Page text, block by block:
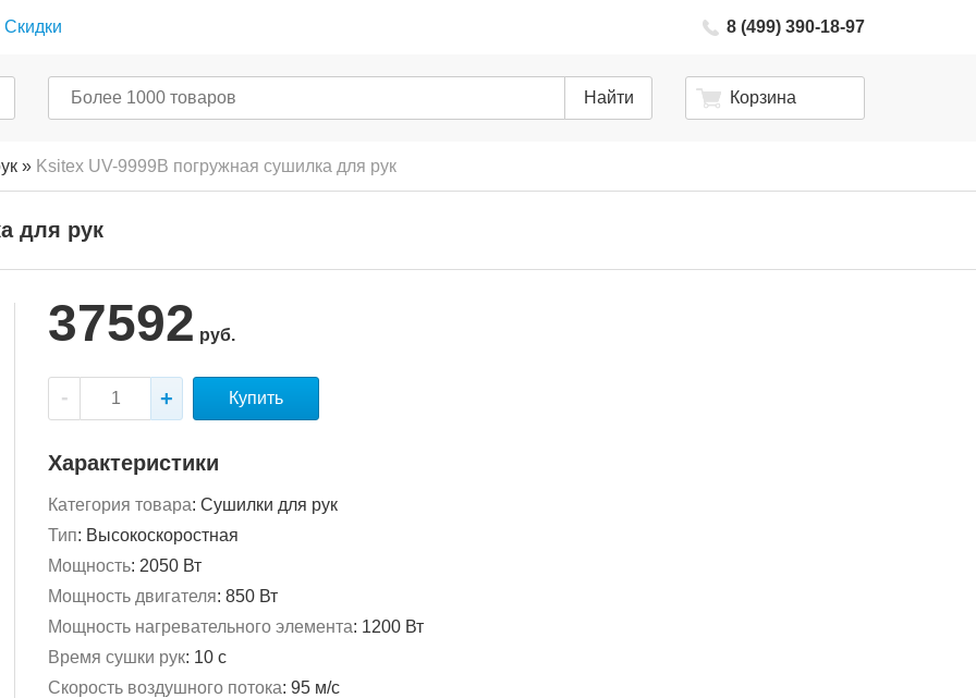
Скидки 8 (499) 390-18-97
Найти Корзина
» Ksitex UV-9999B погружная сушилка для рук
для рук
37592 руб.
Купить
Характеристики
Категория товара: Сушилки для рук
Тип: Высокоскоростная
Мощность: 2050 Вт
Мощность двигателя: 850 Вт
Мощность нагревательного элемента: 1200 Вт
Время сушки рук: 10 с
Скорость воздушного потока: 95 м/с